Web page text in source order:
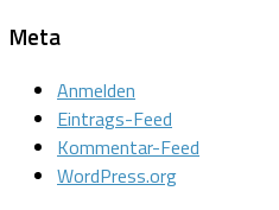
Meta
Anmelden
Eintrags-Feed
Kommentar-Feed
WordPress.org